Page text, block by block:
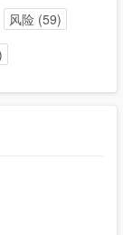
风险(59)